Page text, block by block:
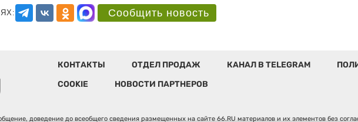
Сообщить новость
КОНТАКТЫ ОТДЕЛ ПРОДАЖ КАНАЛ В TELEGRAM
COOKIE
НОВОСТИ ПАРТНЕРОВ
доведение до всеобщего сведения размещенных на сайте 66.RU материалов и их элементов без